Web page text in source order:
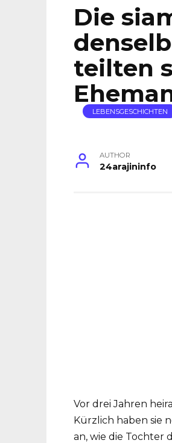
Die
teilten
LEBENSGESCHICHTEN
AUTHOR
24arajininfo
Vor drei Jahren
Kürzlich haben sie
an, wie die Tochter